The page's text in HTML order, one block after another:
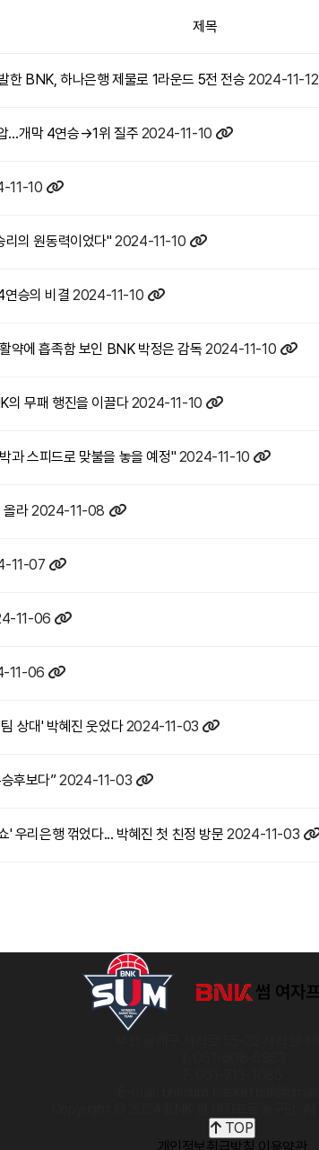
제목
한 BNK, 하나은행 제물로 1라운드 5전 전승2024-11-12
…개막 4연승→1위 질주 2024-11-10
11-10
리의 원동력이었다"2024-11-10
연승의 비결2024-11-10
약에 흡족함 보인 BNK 박정은 감독2024-11-10
의 무패 행진을 이끌다2024-11-10
과 스피드로 맞불을 놓을 예정" 2024-11-10
올라2024-11-08
11-07
11-06
11-06
상대' 박혜진 웃었다2024-11-03
후보다”2024-11-03
우리은행 꺾었다... 박혜진 첫 친정 방문2024-11-03
TOP